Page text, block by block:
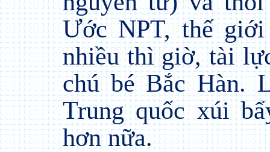
Ước NPT, thế
nhiều thì giờ, tài
chú bé Bắc Hàn.
Trung quốc xúi
hơn nữa.